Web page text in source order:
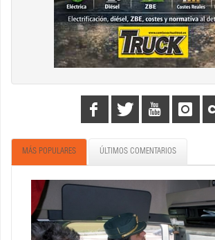
MÁS POPULARES ÚLTIMOS COMENTARIOS